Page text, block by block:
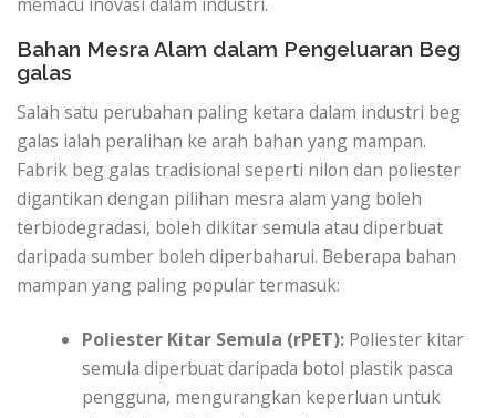
Bahan Mesra Alam dalam Pengeluaran Beg
galas
Salah satu perubahan paling ketara dalam industri beg
galas ialah peralihan ke arah bahan yang mampan.
Fabrik beg galas tradisional seperti nilon dan poliester
digantikan dengan pilihan mesra alam yang boleh
terbiodegradasi, boleh dikitar semula atau diperbuat
daripada sumber boleh diperbaharui. Beberapa bahan
mampan yang paling popular termasuk:
Poliester Kitar Semula (rPET): Poliester kitar
semula diperbuat daripada botol plastik pasca
pengguna, mengurangkan keperluan untuk